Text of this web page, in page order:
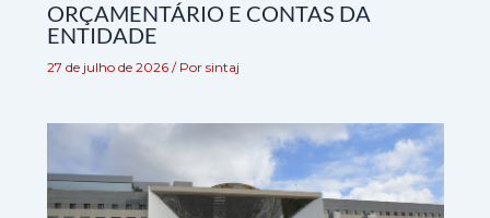
ORÇAMENTÁRIO E CONTAS DA
ENTIDADE
27 de julho de 2026 / Por sintaj